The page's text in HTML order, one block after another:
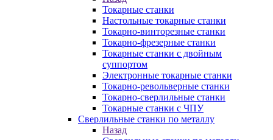
Токарные станки
Настольные токарные станки
Токарно-винторезные станки
Токарно-фрезерные станки
Токарные станки с двойным
суппортом
Электронные токарные станки
Токарно-револьверные станки
Токарно-сверлильные станки
Токарные станки с ЧПУ
Сверлильные станки по металлу
Назад